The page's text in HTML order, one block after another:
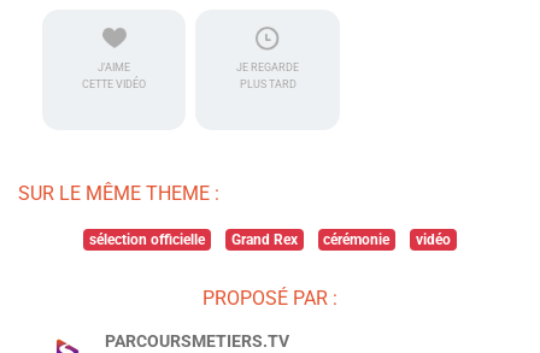
J'AIME
CETTE VIDÉO
JE REGARDE
PLUS TARD
SUR LE MÊME THEME :
sélection officielle Grand Rex cérémonie vidéo
PROPOSÉ PAR :
PARCOURSMETIERS.TV